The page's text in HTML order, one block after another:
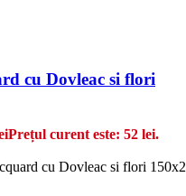
cu Dovleac si flori
Prețul curent este: 52 lei.
cu Dovleac si flori